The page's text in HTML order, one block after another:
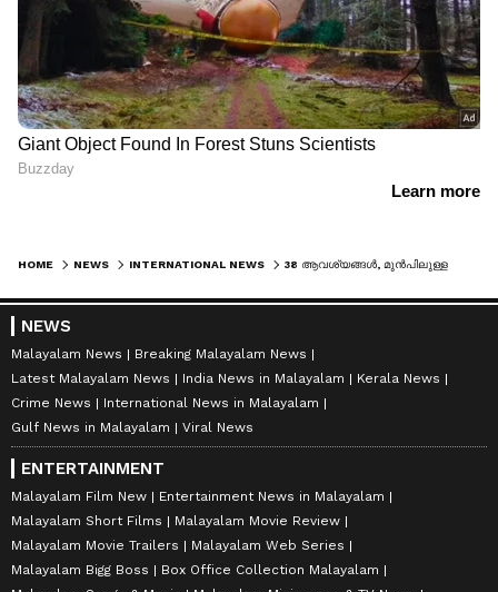
HOME NEWS INTERNATIONAL NEWS
NEWS
Malayalam News
Breaking Malayalam News
Latest Malayalam News
India News in Malayalam
Kerala News
Crime News
International News in Malayalam
Gulf News in Malayalam
Viral News
ENTERTAINMENT
Malayalam Film New
Entertainment News in Malayalam
Malayalam Short Films
Malayalam Movie Review
Malayalam Movie Trailers
Malayalam Web Series
Malayalam Bigg Boss
Box Office Collection Malayalam